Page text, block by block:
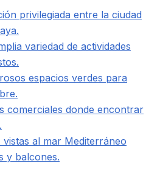
privilegiada entre la ciudad
variedad de actividades
espacios verdes para
comerciales donde encontrar
al mar Mediterráneo
y balcones.